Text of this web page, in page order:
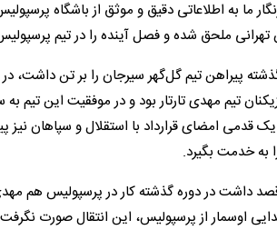
ما به اطلاعاتی دقیق و موثق از باشگاه
ملحق شده و فصل آینده را در تیم
پیراهن تیم گل‌گهر سیرجان را بر تن داشت،
تیم مهدی تارتار بود و در موفقیت این
یک قدمی امضای قرارداد با استقلال و سپاهان
به خدمت بگیرد.
داشت در دوره گذشته کار در پرسپولیس هم
اوسمار از پرسپولیس، این انتقال صورت